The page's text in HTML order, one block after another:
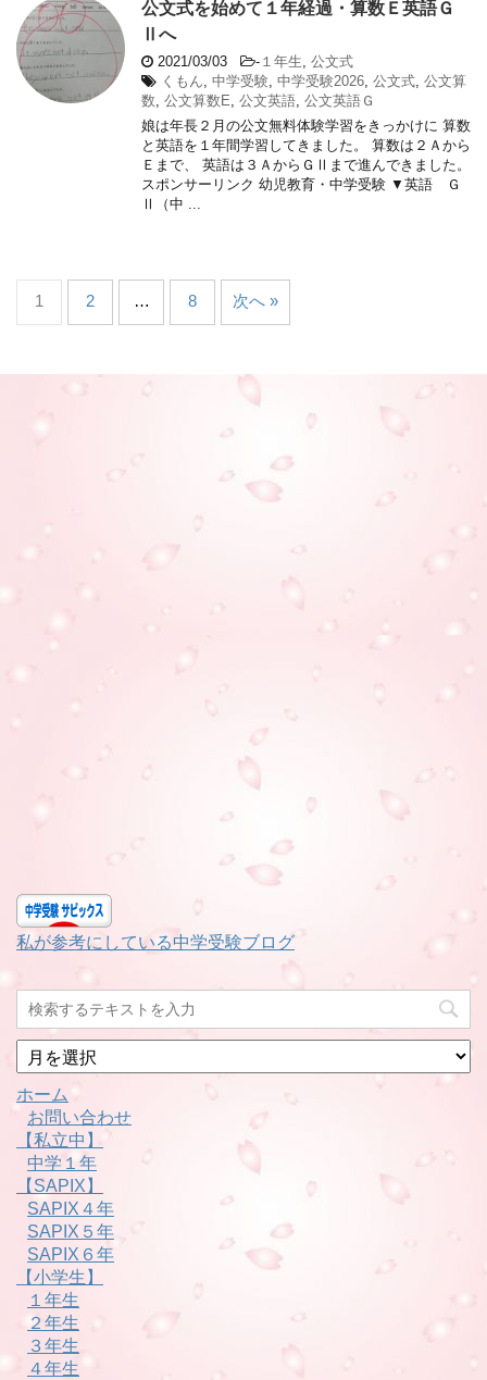
公文式を始めて１年経過・算数Ｅ英語Ｇ
Ⅱへ
2021/03/03 - １年生, 公文式
くもん, 中学受験, 中学受験2026, 公文式, 公文算
数, 公文算数E, 公文英語, 公文英語Ｇ
娘は年長２月の公文無料体験学習をきっかけに 算数
と英語を１年間学習してきました。 算数は２Ａから
Ｅまで、 英語は３ＡからＧⅡまで進んできました。
スポンサーリンク 幼児教育・中学受験 ▼英語 Ｇ
Ⅱ（中 ...
1 2 … 8 次へ »
私が参考にしている中学受験ブログ
月
別
ホーム
お問い合わせ
【私立中】
中学１年
【SAPIX】
SAPIX４年
SAPIX５年
SAPIX６年
【小学生】
１年生
２年生
３年生
４年生